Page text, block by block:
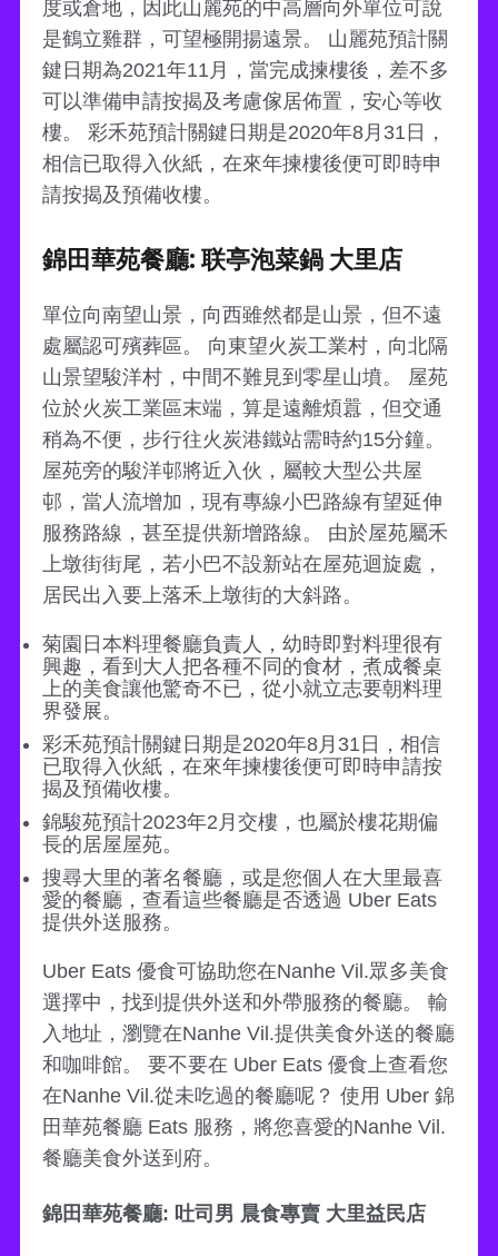
度或倉地，因此山麗苑的中高層向外單位可說
是鶴立雞群，可望極開揚遠景。 山麗苑預計關
鍵日期為2021年11月，當完成揀樓後，差不多
可以準備申請按揭及考慮傢居佈置，安心等收
樓。 彩禾苑預計關鍵日期是2020年8月31日，
相信已取得入伙紙，在來年揀樓後便可即時申
請按揭及預備收樓。
錦田華苑餐廳: 联亭泡菜鍋 大里店
單位向南望山景，向西雖然都是山景，但不遠
處屬認可殯葬區。 向東望火炭工業村，向北隔
山景望駿洋村，中間不難見到零星山墳。 屋苑
位於火炭工業區末端，算是遠離煩囂，但交通
稍為不便，步行往火炭港鐵站需時約15分鐘。
屋苑旁的駿洋邨將近入伙，屬較大型公共屋
邨，當人流增加，現有專線小巴路線有望延伸
服務路線，甚至提供新增路線。 由於屋苑屬禾
上墩街街尾，若小巴不設新站在屋苑迴旋處，
居民出入要上落禾上墩街的大斜路。
菊園日本料理餐廳負責人，幼時即對料理很有
興趣，看到大人把各種不同的食材，煮成餐桌
上的美食讓他驚奇不已，從小就立志要朝料理
界發展。
彩禾苑預計關鍵日期是2020年8月31日，相信
已取得入伙紙，在來年揀樓後便可即時申請按
揭及預備收樓。
錦駿苑預計2023年2月交樓，也屬於樓花期偏
長的居屋屋苑。
搜尋大里的著名餐廳，或是您個人在大里最喜
愛的餐廳，查看這些餐廳是否透過 Uber Eats
提供外送服務。
Uber Eats 優食可協助您在Nanhe Vil.眾多美食
選擇中，找到提供外送和外帶服務的餐廳。 輸
入地址，瀏覽在Nanhe Vil.提供美食外送的餐廳
和咖啡館。 要不要在 Uber Eats 優食上查看您
在Nanhe Vil.從未吃過的餐廳呢？ 使用 Uber 錦
田華苑餐廳 Eats 服務，將您喜愛的Nanhe Vil.
餐廳美食外送到府。
錦田華苑餐廳: 吐司男 晨食專賣 大里益民店